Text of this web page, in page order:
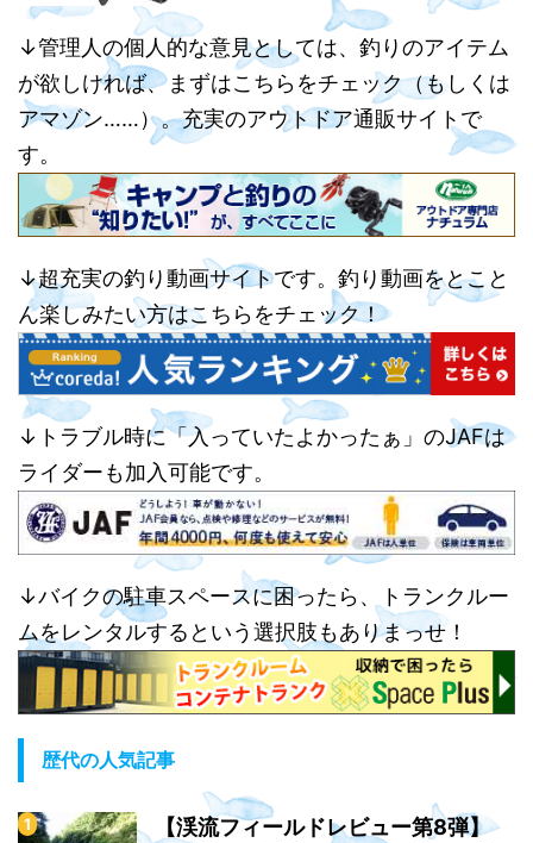
↓管理人の個人的な意見としては、釣りのアイテム
が欲しければ、まずはこちらをチェック（もしくは
アマゾン……）。充実のアウトドア通販サイトで
す。
↓超充実の釣り動画サイトです。釣り動画をとこと
ん楽しみたい方はこちらをチェック！
↓トラブル時に「入っていたよかったぁ」のJAFは
ライダーも加入可能です。
↓バイクの駐車スペースに困ったら、トランクルー
ムをレンタルするという選択肢もありまっせ！
歴代の人気記事
【渓流フィールドレビュー第8弾】